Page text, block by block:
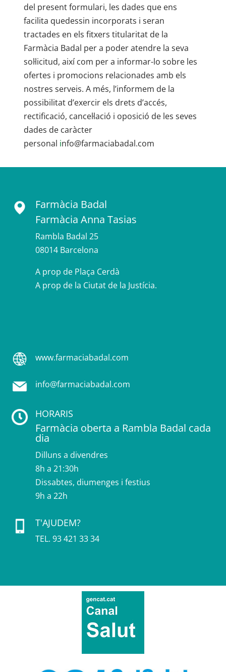
del present formulari, les dades que ens
facilita quedessin incorporats i seran
tractades en els fitxers titularitat de la
Farmàcia Badal per a poder atendre la seva
sol·licitud, així com per a informar-lo sobre les
ofertes i promocions relacionades amb els
nostres serveis. A més, l’informem de la
possibilitat d’exercir els drets d’accés,
rectificació, cancel·lació i oposició de les seves
dades de caràcter
personal info@farmaciabadal.com
Farmàcia Badal
Farmàcia Anna Tasias
Rambla Badal 25
08014 Barcelona
A prop de Plaça Cerdà
A prop de la Ciutat de la Justícia.
www.farmaciabadal.com
info@farmaciabadal.com
HORARIS
Farmàcia oberta a Rambla Badal cada
dia
Dilluns a divendres
8h a 21:30h
Dissabtes, diumenges i festius
9h a 22h
T'AJUDEM?
TEL. 93 421 33 34